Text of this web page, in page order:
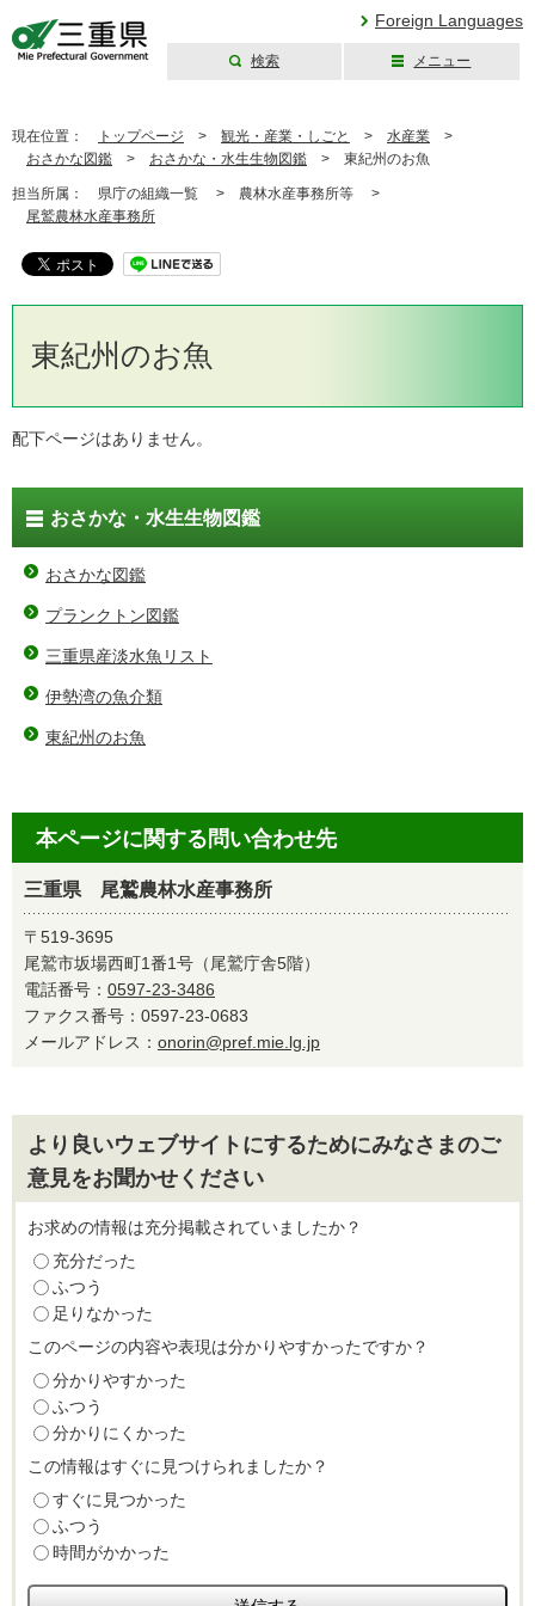
Foreign Languages
検索 メニュー
現在位置： トップページ > 観光・産業・しごと > 水産業 >
おさかな図鑑 > おさかな・水生生物図鑑 > 東紀州のお魚
担当所属： 県庁の組織一覧 > 農林水産事務所等 >
尾鷲農林水産事務所
東紀州のお魚
配下ページはありません。
おさかな・水生生物図鑑
おさかな図鑑
プランクトン図鑑
三重県産淡水魚リスト
伊勢湾の魚介類
東紀州のお魚
本ページに関する問い合わせ先
三重県 尾鷲農林水産事務所
〒519-3695
尾鷲市坂場西町1番1号（尾鷲庁舎5階）
電話番号： 0597-23-3486
ファクス番号：0597-23-0683
メールアドレス： onorin@pref.mie.lg.jp
より良いウェブサイトにするためにみなさまのご
意見をお聞かせください
お求めの情報は充分掲載されていましたか？
充分だった
ふつう
足りなかった
このページの内容や表現は分かりやすかったですか？
分かりやすかった
ふつう
分かりにくかった
この情報はすぐに見つけられましたか？
すぐに見つかった
ふつう
時間がかかった